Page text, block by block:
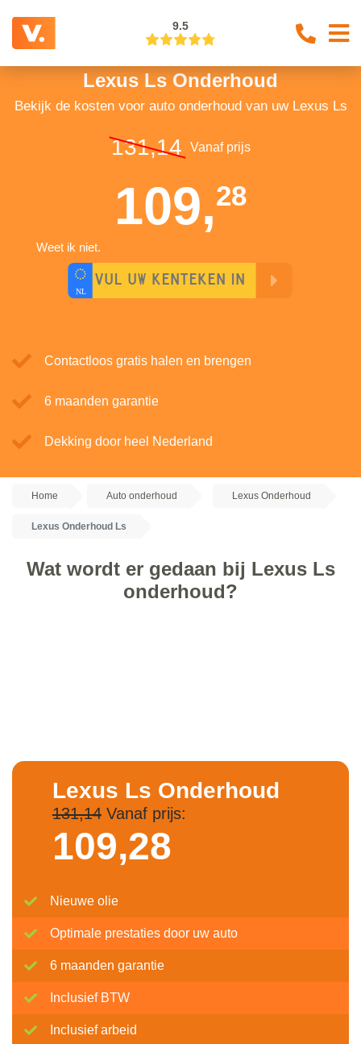
9.5
Lexus Ls Onderhoud
Bekijk de kosten voor auto onderhoud van uw Lexus Ls
131,14 Vanaf prijs
109,28
Weet ik niet.
Contactloos gratis halen en brengen
6 maanden garantie
Dekking door heel Nederland
Home Auto onderhoud Lexus Onderhoud
Lexus Onderhoud Ls
Wat wordt er gedaan bij Lexus Ls
onderhoud?
Lexus Ls Onderhoud
131,14Vanaf prijs:
109,28
Nieuwe olie
Optimale prestaties door uw auto
6 maanden garantie
Inclusief BTW
Inclusief arbeid